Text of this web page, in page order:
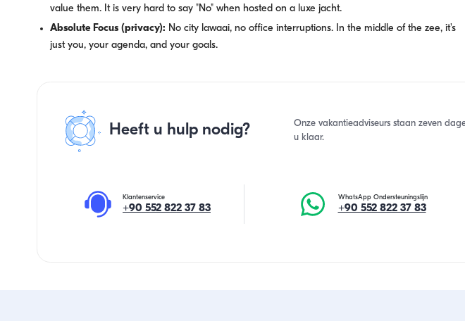
value them. It is very hard to say "No" when hosted on a luxe jacht.
Absolute Focus (privacy): No city lawaai, no office interruptions. In the middle of the zee, it's
just you, your agenda, and your goals.
Heeft u hulp nodig?
Onze vakantieadviseurs staan zeven
u klaar.
Klantenservice
+90 552 822 37 83
WhatsApp Ondersteuningslijn
+90 552 822 37 83